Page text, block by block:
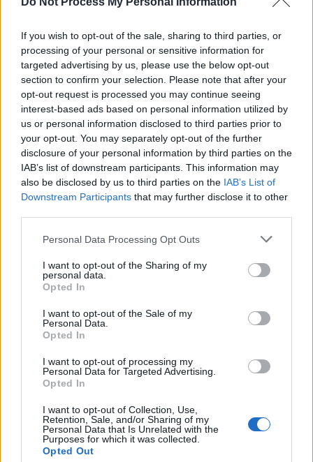
If you wish to opt-out of the sale, sharing to third parties, or
processing of your personal or sensitive information for
targeted advertising by us, please use the below opt-out
section to confirm your selection. Please note that after your
opt-out request is processed you may continue seeing
interest-based ads based on personal information utilized by
us or personal information disclosed to third parties prior to
your opt-out. You may separately opt-out of the further
disclosure of your personal information by third parties on the
IAB’s list of downstream participants. This information may
also be disclosed by us to third parties on the IAB’s List of
Downstream Participants that may further disclose it to other
Personal Data Processing Opt Outs
I want to opt-out of the Sharing of my
personal data.
Opted In
I want to opt-out of the Sale of my
Personal Data.
Opted In
I want to opt-out of processing my
Personal Data for Targeted Advertising.
Opted In
I want to opt-out of Collection, Use,
Retention, Sale, and/or Sharing of my
Personal Data that Is Unrelated with the
Purposes for which it was collected.
Opted Out
News Santé
https://news-sante.fr
ARTICLES CONNEXES PLUS DE L'AUTEUR
Canicule : les conseils
essentiels des
éviter le danger
Éclipse du 12 août :
attention à la pénurie de
Un chewing-gum
révolutionnaire pour
Populaires
Médicament retiré en urgence pour risques graves et données falsifiées
Ce cancer mortel explose chez les personnes nées après 1980 : le
symptôme à repérer